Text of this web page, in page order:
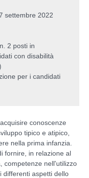
settembre 2022
2 posti in
con disabilità
per i candidati
conoscenze
tipico e atipico,
nella prima infanzia.
fornire, in relazione al
competenze nell'utilizzo
differenti aspetti dello